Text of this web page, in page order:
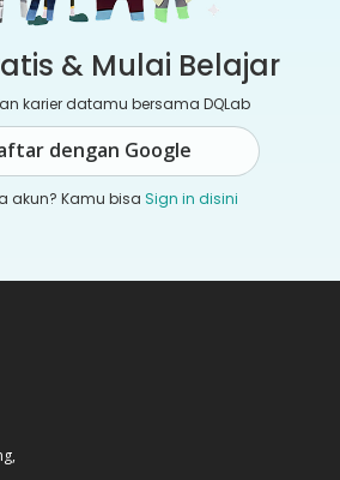
& Mulai Belajar
karier datamu bersama DQLab
dengan Google
akun? Kamu bisa Sign in disini